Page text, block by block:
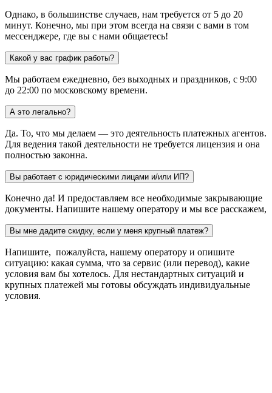
Однако, в большинстве случаев, нам требуется от 5 до 20
минут. Конечно, мы при этом всегда на связи с вами в том
мессенджере, где вы с нами общаетесь!
Какой у вас график работы?
Мы работаем ежедневно, без выходных и праздников, с 9:00
до 22:00 по московскому времени.
А это легально?
Да. То, что мы делаем — это деятельность платежных агентов.
Для ведения такой деятельности не требуется лицензия и она
полностью законна.
Вы работает с юридическими лицами и/или ИП?
Конечно да! И предоставляем все необходимые закрывающие
документы. Напишите нашему оператору и мы все расскажем,
Вы мне дадите скидку, если у меня крупный платеж?
Напишите, пожалуйста, нашему оператору и опишите
ситуацию: какая сумма, что за сервис (или перевод), какие
условия вам бы хотелось. Для нестандартных ситуаций и
крупных платежей мы готовы обсуждать индивидуальные
условия.